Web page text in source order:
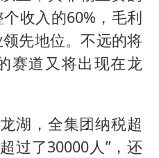
收入的60%，毛利
先地位。不远的将
赛道又将出现在龙
湖，全集团纳税超
过了30000人”，还